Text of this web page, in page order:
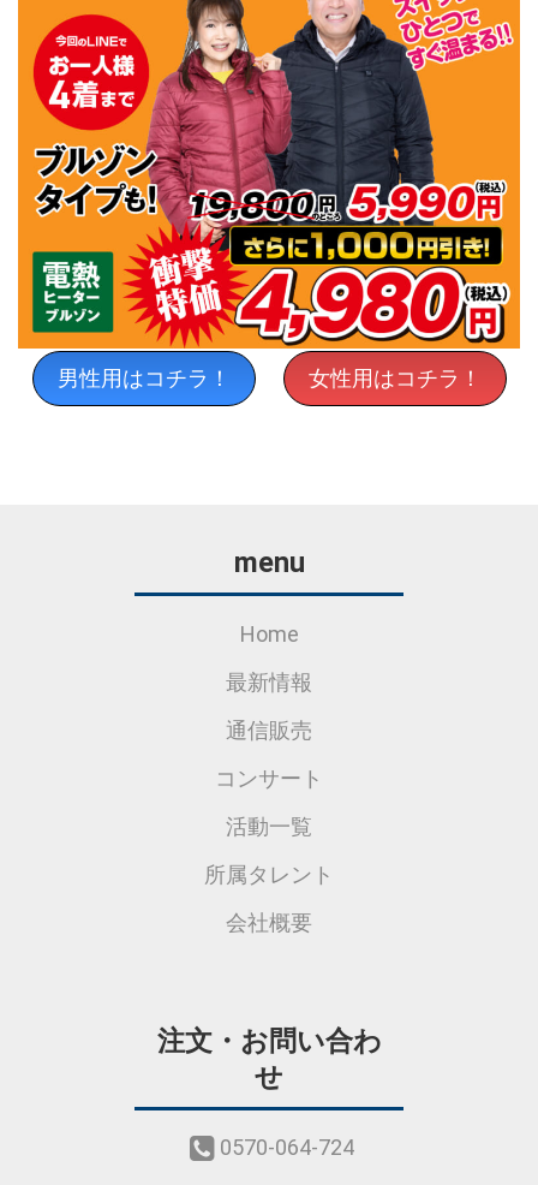
男性用はコチラ！ 女性用はコチラ！
menu
Home
最新情報
通信販売
コンサート
活動一覧
所属タレント
会社概要
注文・お問い合わ
せ
0570-064-724